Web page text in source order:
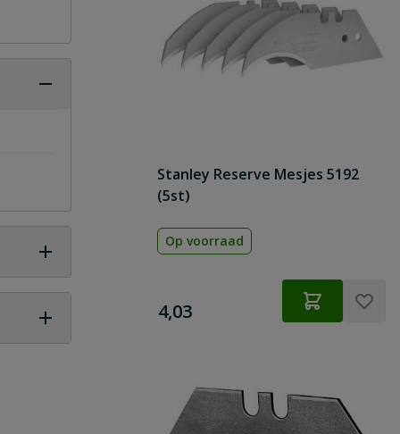
Stanley Reserve Mesjes 5192
(5st)
Op voorraad
€
4,03